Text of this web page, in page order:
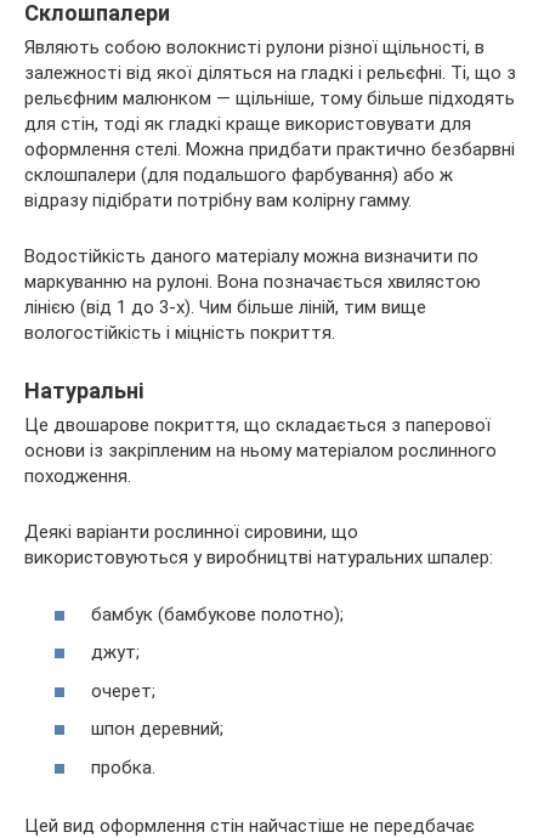
Склошпалери
Являють собою волокнисті рулони різної щільності, в
залежності від якої діляться на гладкі і рельєфні. Ті, що з
рельєфним малюнком — щільніше, тому більше підходять
для стін, тоді як гладкі краще використовувати для
оформлення стелі. Можна придбати практично безбарвні
склошпалери (для подальшого фарбування) або ж
відразу підібрати потрібну вам колірну гамму.
Водостійкість даного матеріалу можна визначити по
маркуванню на рулоні. Вона позначається хвилястою
лінією (від 1 до 3-х). Чим більше ліній, тим вище
вологостійкість і міцність покриття.
Натуральні
Це двошарове покриття, що складається з паперової
основи із закріпленим на ньому матеріалом рослинного
походження.
Деякі варіанти рослинної сировини, що
використовуються у виробництві натуральних шпалер:
бамбук (бамбукове полотно);
джут;
очерет;
шпон деревний;
пробка.
Цей вид оформлення стін найчастіше не передбачає